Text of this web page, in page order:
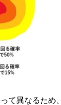
て異なるため